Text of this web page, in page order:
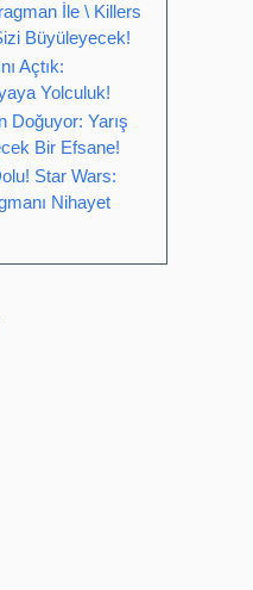
İle \ Killers
Büyüleyecek!
Açtık:
Yolculuk!
Doğuyor: Yarış
Bir Efsane!
Star Wars:
Nihayet